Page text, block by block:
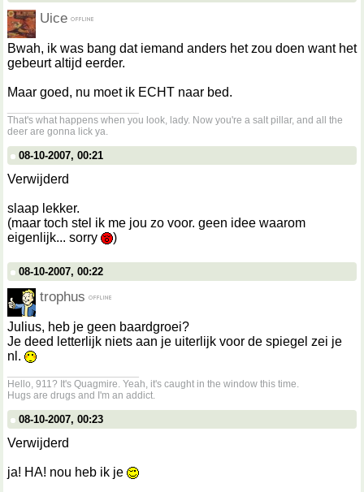
Uice
Bwah, ik was bang dat iemand anders het zou doen want het
gebeurt altijd eerder.
Maar goed, nu moet ik ECHT naar bed.
That's what happens when you look, lady. Now you're a salt pillar, and all the
deer are gonna lick ya.
08-10-2007, 00:21
Verwijderd
slaap lekker.
(maar toch stel ik me jou zo voor. geen idee waarom
eigenlijk... sorry
)
08-10-2007, 00:22
trophus
Julius, heb je geen baardgroei?
Je deed letterlijk niets aan je uiterlijk voor de spiegel zei je
nl.
Hello, 911? It's Quagmire. Yeah, it's caught in the window this time.
Hugs are drugs and I'm an addict.
08-10-2007, 00:23
Verwijderd
ja! HA! nou heb ik je